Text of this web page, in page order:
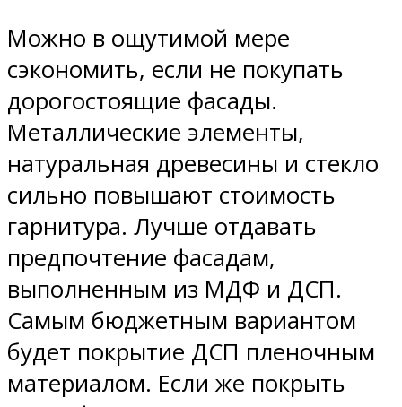
Можно в ощутимой мере
сэкономить, если не покупать
дорогостоящие фасады.
Металлические элементы,
натуральная древесины и стекло
сильно повышают стоимость
гарнитура. Лучше отдавать
предпочтение фасадам,
выполненным из МДФ и ДСП.
Самым бюджетным вариантом
будет покрытие ДСП пленочным
материалом. Если же покрыть